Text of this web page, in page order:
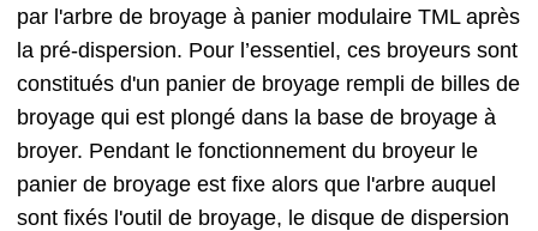
par l'arbre de broyage à panier modulaire TML après
la pré-dispersion. Pour l’essentiel, ces broyeurs sont
constitués d'un panier de broyage rempli de billes de
broyage qui est plongé dans la base de broyage à
broyer. Pendant le fonctionnement du broyeur le
panier de broyage est fixe alors que l'arbre auquel
sont fixés l'outil de broyage, le disque de dispersion